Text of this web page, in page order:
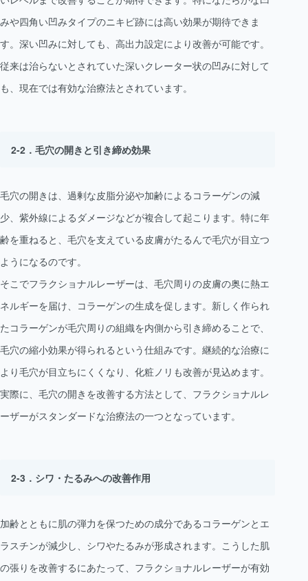
みや四角い凹みタイプのニキビ跡には高い効果が期待できま
す。深い凹みに対しても、高出力設定により改善が可能です。
従来は治らないとされていた深いクレーター状の凹みに対して
も、現在では有効な治療法とされています。
毛穴の開きと引き締め効果
毛穴の開きは、過剰な皮脂分泌や加齢によるコラーゲンの減
少、紫外線によるダメージなどが複合して起こります。特に年
齢を重ねると、毛穴を支えている皮膚がたるんで毛穴が目立つ
ようになるのです。
そこでフラクショナルレーザーは、毛穴周りの皮膚の奥に熱エ
ネルギーを届け、コラーゲンの生成を促します。新しく作られ
たコラーゲンが毛穴周りの組織を内側から引き締めることで、
毛穴の縮小効果が得られるという仕組みです。継続的な治療に
より毛穴が目立ちにくくなり、化粧ノリも改善が見込めます。
実際に、毛穴の開きを改善する方法として、フラクショナルレ
ーザーがスタンダードな治療法の一つとなっています。
シワ・たるみへの改善作用
加齢とともに肌の弾力を保つための成分であるコラーゲンとエ
ラスチンが減少し、シワやたるみが形成されます。こうした肌
の張りを改善するにあたって、フラクショナルレーザーが有効